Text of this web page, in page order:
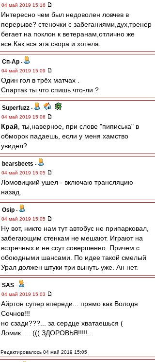
04 май 2019 15:16
Интересно чем был недоволен ловчев в
перерыве? стеночки с забеганиями,дух,тренер
бегает на поклон к ветеранам,отлично же
все.Как вся эта свора и хотела.
Сп-Ар -
04 май 2019 15:09
Один гол в трёх матчах .
Спартак ты что спишь что-ли ?
Superfuzz -
04 май 2019 15:06
Край , ты,наверное, при слове "пиписька" в
обморок падаешь, если у меня хамство
увидел?
bearsbeets -
04 май 2019 15:05
Ломовицкий ушел - включаю трансляцию
назад.
Osip -
04 май 2019 15:05
Ну вот, никто нам тут автобус не припарковал,
забегающим стенкам не мешают. Играют на
встречных и не ссут совершенно. Причем с
обоюдными шансами. По идее такой смелый
Урал должен штуки три вынуть уже. Ан нет.
SAS -
04 май 2019 15:03
Айртон супер впереди... прямо как Володя
Сочнов!!!
но сзади???... за сердце хватаешься (
Ломик..... ((( ЗДОРОВЬЯ!!!!!...
Редактировалось 04 май 2019 15:05